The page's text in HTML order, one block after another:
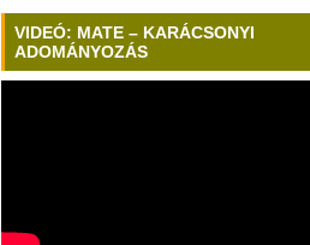
VIDEÓ: MATE – KARÁCSONYI
ADOMÁNYOZÁS